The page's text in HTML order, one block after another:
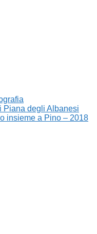
Piana degli Albanesi
insieme a Pino – 2018